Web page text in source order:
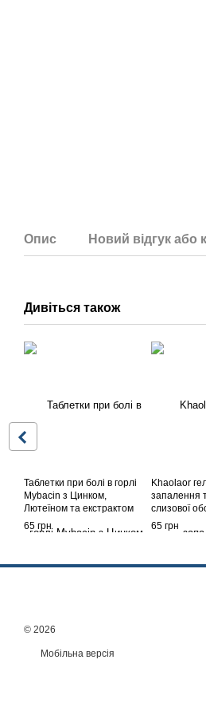
Опис Новий відгук або
Дивіться також
Таблетки при болі в горлі
Mybacin з Цинком,
Лютеїном та екстрактом
чорниці зі смаком чорної
смородини, 10 шт
65 грн
Khaolaor
запалення
слизової
рота та губ:
герпес,
65 грн
© 2026
Мобільна версія